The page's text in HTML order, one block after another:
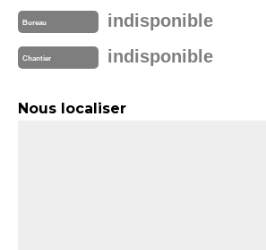
Bureau indisponible
Chantier indisponible
Nous localiser